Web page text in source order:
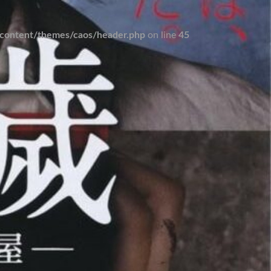
themes/caos/header.php on line 45